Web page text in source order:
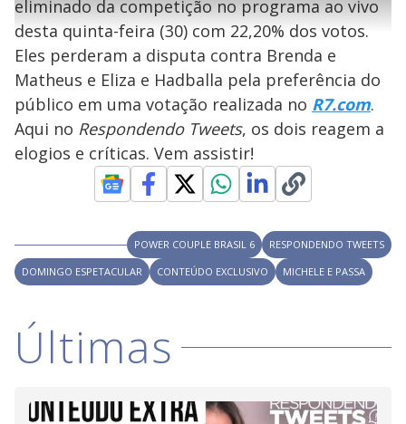
a
y
V
i
d
e
o
g
n
d
s
e
g
u
n
d
o
s
M
u
a
eliminado da competição no programa ao vivo
desta quinta-feira (30) com 22,20% dos votos.
Eles perderam a disputa contra Brenda e
Matheus e Eliza e Hadballa pela preferência do
público em uma votação realizada no R7.com.
Aqui no Respondendo Tweets, os dois reagem a
elogios e críticas. Vem assistir!
POWER COUPLE BRASIL 6
RESPONDENDO TWEETS
DOMINGO ESPETACULAR
CONTEÚDO EXCLUSIVO MICHELE E PASSA
Últimas